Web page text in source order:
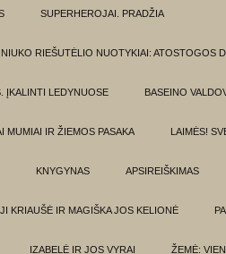
SUPERHEROJAI. PRADŽIA
RIEŠUTĖLIO NUOTYKIAI: ATOSTOGOS
ĮKALINTI LEDYNUOSE BASEINO
MUMIAI IR ŽIEMOS PASAKA LAIMĖS!
KNYGYNAS APSIREIŠKIMAS
KRIAUŠĖ IR MAGIŠKA JOS KELIONĖ
IZABELĖ IR JOS VYRAI ŽEMĖ: